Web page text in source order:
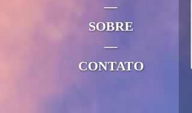
—
SOBRE
—
CONTATO